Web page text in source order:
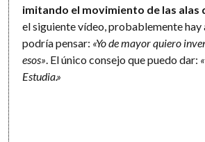
imitando el movimiento de las alas
el siguiente vídeo, probablemente hay
podría pensar: «Yo de mayor quiero
esos» . El único consejo que puedo dar:
Estudia.»